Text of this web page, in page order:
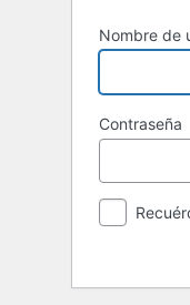
Nombre de
Contraseña